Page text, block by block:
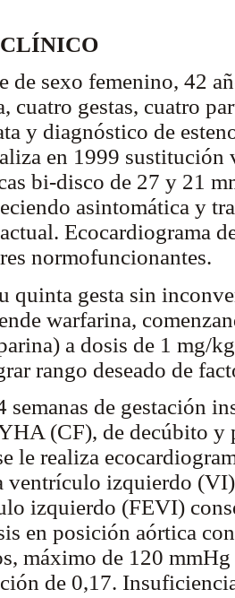
de sexo femenino, 42
cuatro gestas, cuatro
y diagnóstico de
en 1999
bi-disco de 27 y 21
asintomática y
Ecocardiograma
normofuncionantes.
quinta gesta sin
warfarina,
a dosis de 1 mg/
rango deseado de
semanas de gestación
(CF), de decúbito y
le realiza
ventrículo izquierdo
izquierdo (FEVI)
en posición aórtica
máximo de 120
de 0,17.